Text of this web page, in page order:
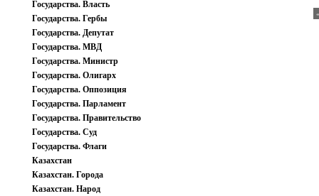
Государства. Власть
Государства. Гербы
Государства. Депутат
Государства. МВД
Государства. Министр
Государства. Олигарх
Государства. Оппозиция
Государства. Парламент
Государства. Правительство
Государства. Суд
Государства. Флаги
Казахстан
Казахстан. Города
Казахстан. Народ